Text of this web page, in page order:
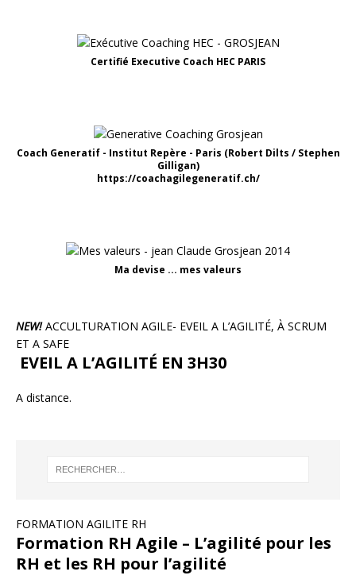
Certifié Executive Coach HEC PARIS
Coach Generatif - Institut Repère - Paris (Robert Dilts / Stephen
Gilligan)
https://coachagilegeneratif.ch/
Ma devise ... mes valeurs
NEW!ACCULTURATION AGILE- EVEIL A L’AGILITÉ, À SCRUM
ET A SAFE
EVEIL A L’AGILITÉ EN 3H30
A distance.
FORMATION AGILITE RH
Formation RH Agile – L’agilité pour les
RH et les RH pour l’agilité